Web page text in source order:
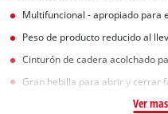
Multifuncional - apropiado para
Peso de producto reducido al
Cinturón de cadera acolchado
Gran hebilla para abrir y cerrar
Ver